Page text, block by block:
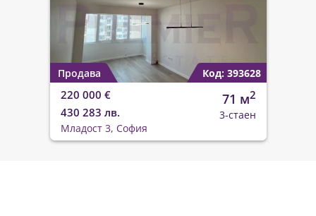
Продава Код: 393628
220 000 €
430 283 лв.
71 м2
3-стаен
Младост 3, София